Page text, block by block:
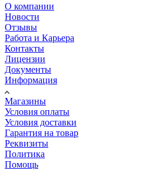
О компании
Новости
Отзывы
Работа и Карьера
Контакты
Лицензии
Документы
Информация
Магазины
Условия оплаты
Условия доставки
Гарантия на товар
Реквизиты
Политика
Помощь